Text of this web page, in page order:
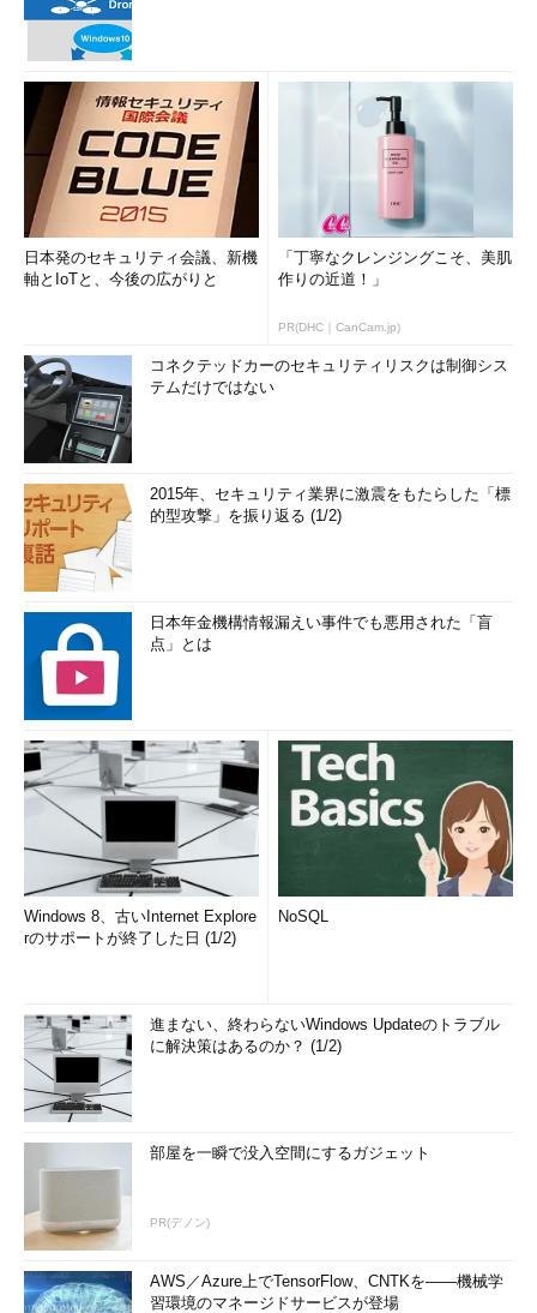
日本発のセキュリティ会議、新機
軸とIoTと、今後の広がりと
「丁寧なクレンジングこそ、美肌
作りの近道！」
PR(DHC｜CanCam.jp)
コネクテッドカーのセキュリティリスクは制御シス
テムだけではない
2015年、セキュリティ業界に激震をもたらした「標
的型攻撃」を振り返る (1/2)
日本年金機構情報漏えい事件でも悪用された「盲
点」とは
Windows 8、古いInternet Explore
rのサポートが終了した日 (1/2)
NoSQL
進まない、終わらないWindows Updateのトラブル
に解決策はあるのか？ (1/2)
部屋を一瞬で没入空間にするガジェット
PR(デノン)
AWS／Azure上でTensorFlow、CNTKを――機械学
習環境のマネージドサービスが登場